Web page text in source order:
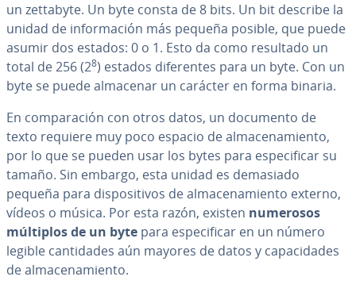
un zettabyte. Un byte consta de 8 bits. Un bit describe la
unidad de in­fo­r­ma­ción más pequeña posible, que puede
asumir dos estados: 0 o 1. Esto da como resultado un
total de 256 (28) estados di­fe­re­n­tes para un byte. Con un
byte se puede almacenar un carácter en forma binaria.
En co­m­pa­ra­ción con otros datos, un documento de
texto requiere muy poco espacio de al­ma­ce­na­mie­n­to,
por lo que se pueden usar los bytes para es­pe­ci­fi­car su
tamaño. Sin embargo, esta unidad es demasiado
pequeña para di­s­po­si­ti­vos de al­ma­ce­na­mie­n­to externo,
vídeos o música. Por esta razón, existen numerosos
múltiplos de un byte para es­pe­ci­fi­car en un número
legible ca­n­ti­da­des aún mayores de datos y ca­pa­ci­da­des
de al­ma­ce­na­mie­n­to.